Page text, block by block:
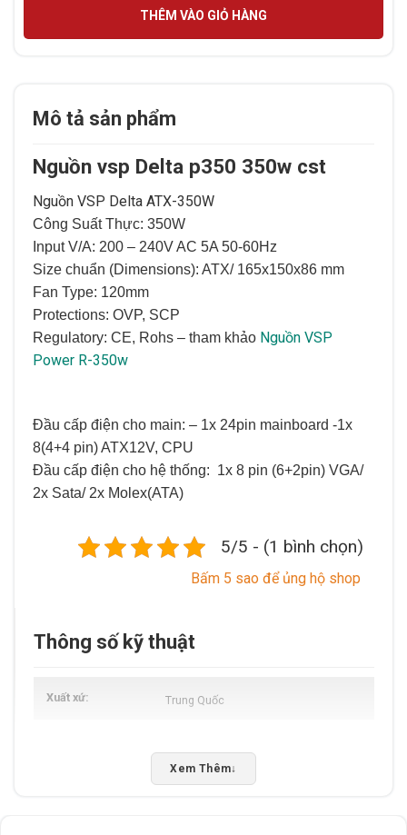
THÊM VÀO GIỎ HÀNG
Mô tả sản phẩm
Nguồn vsp Delta p350 350w cst
Nguồn VSP Delta ATX-350W
Công Suất Thực: 350W
Input V/A: 200 – 240V AC 5A 50-60Hz
Size chuẩn (Dimensions): ATX/ 165x150x86 mm
Fan Type: 120mm
Protections: OVP, SCP
Regulatory: CE, Rohs – tham khảo Nguồn VSP
Power R-350w
Đầu cấp điện cho main: – 1x 24pin mainboard -1x
8(4+4 pin) ATX12V, CPU
Đầu cấp điện cho hệ thống: 1x 8 pin (6+2pin) VGA/
2x Sata/ 2x Molex(ATA)
5/5 - (1 bình chọn)
Bấm 5 sao để ủng hộ shop
Thông số kỹ thuật
Xuất xứ Trung Quốc
Xem Thêm↓